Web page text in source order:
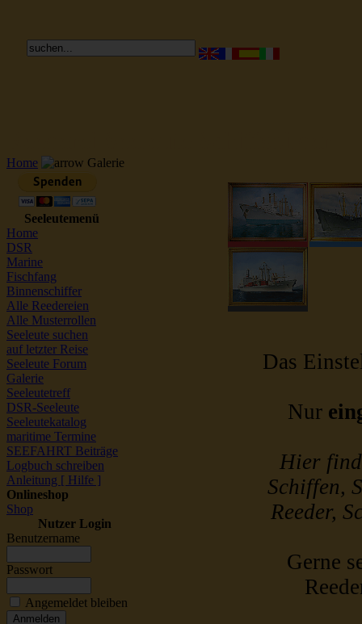
Home Galerie
Seeleutemenü
Home
DSR
Marine
Fischfang
Binnenschiffer
Alle Reedereien
Alle Musterrollen
Seeleute suchen
auf letzter Reise
Seeleute Forum
Galerie
Seeleutetreff
DSR-Seeleute
Seeleutekatalog
maritime Termine
SEEFAHRT Beiträge
Logbuch schreiben
Anleitung [ Hilfe ]
Onlineshop
Shop
Nutzer Login
Benutzername
Passwort
Angemeldet bleiben
Das
Nur
Hier
Schiffen,
Reeder,
Gerne